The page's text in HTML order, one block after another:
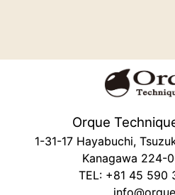
Orque
1-31-17 Hayabuchi,
Kanagawa 224-
TEL: +81 45 590